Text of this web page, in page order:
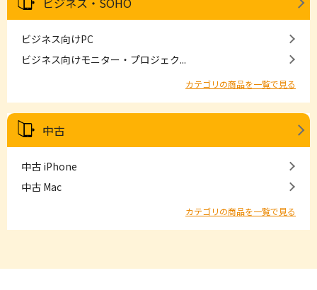
ビジネス向けPC
ビジネス向けモニター・プロジェク...
カテゴリの商品を一覧で見る
中古
中古 iPhone
中古 Mac
カテゴリの商品を一覧で見る